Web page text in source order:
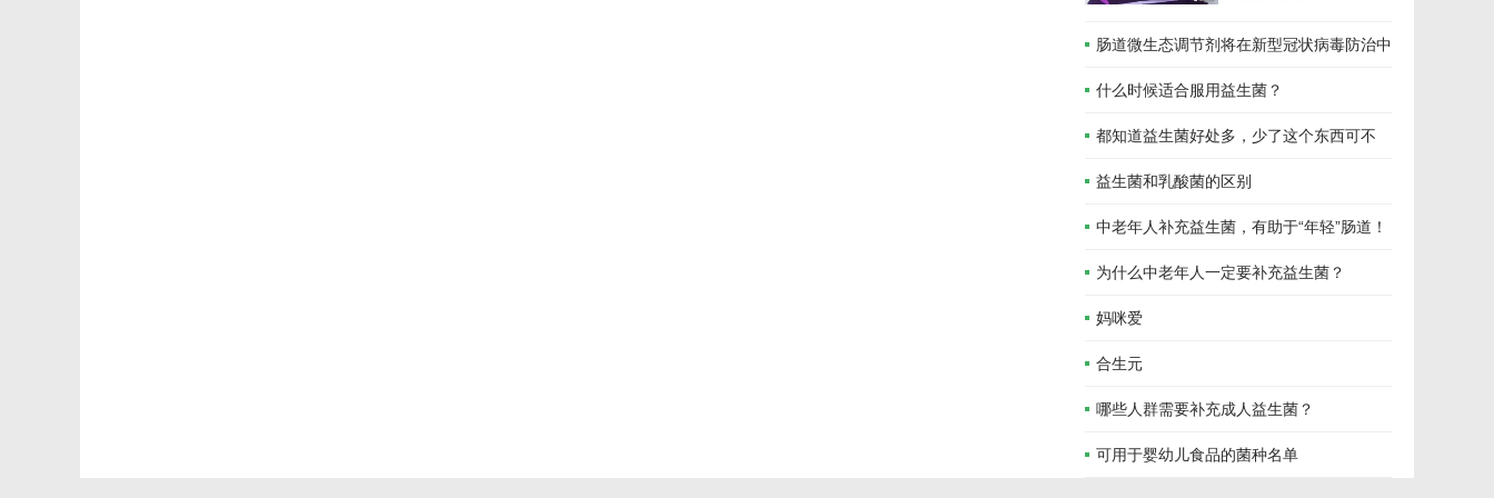
肠道微生态调节剂将在新型冠状病毒防治中
发挥重要作用！
什么时候适合服用益生菌？
都知道益生菌好处多，少了这个东西可不
行！
益生菌和乳酸菌的区别
中老年人补充益生菌，有助于“年轻”肠道！
为什么中老年人一定要补充益生菌？
妈咪爱
合生元
哪些人群需要补充成人益生菌？
可用于婴幼儿食品的菌种名单